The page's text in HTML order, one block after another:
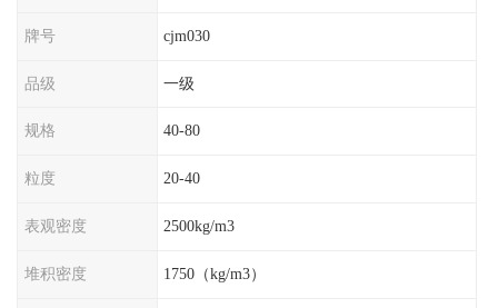
牌号 cjm030
品级 一级
规格 40-80
粒度 20-40
表观密度 2500kg/m3
堆积密度 1750（kg/m3）